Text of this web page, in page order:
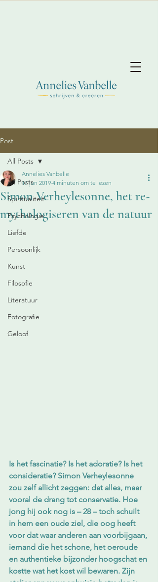
Post
All Posts
Spiritualiteit
Psychologie
Liefde
Persoonlijk
Kunst
Filosofie
Literatuur
Fotografie
Geloof
All Posts
Simon Verheylesonne, het re-
mythologiseren van de natuur
Annelies Vanbelle
17 jun 2019 4 minuten om te lezen
Is het fascinatie? Is het adoratie? Is het
consideratie? Simon Verheylesonne
zou zelf allicht zeggen: dat alles, maar
vooral de drang tot conservatie. Hoe
jong hij ook nog is – 28 – toch schuilt
in hem een oude ziel, die oog heeft
voor dat waar anderen aan voorbijgaan,
iemand die het schone, het oeroude
en authentieke bijzonder hoogschat en
kostte wat het kost wil bewaren. Zijn